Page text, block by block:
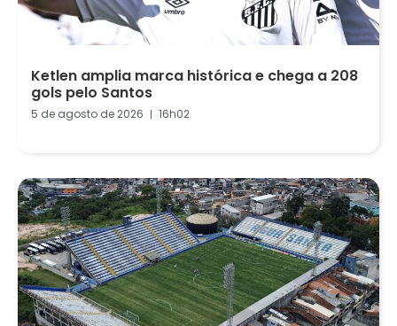
Ketlen amplia marca histórica e chega a 208
gols pelo Santos
5 de agosto de 2026 16h02